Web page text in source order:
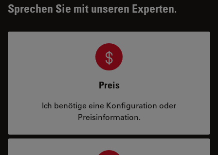
Sprechen Sie mit unseren Experten.
Preis
Ich benötige eine Konfiguration oder
Preisinformation.